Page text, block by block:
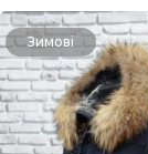
Зимові